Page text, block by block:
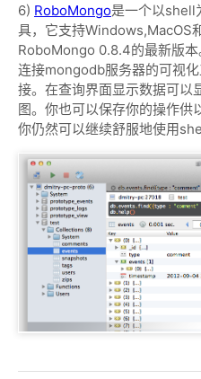
6) RoboMongo是一个以shell
具，它支持Windows,MacOS
RoboMongo 0.8.4的最新版
连接mongodb服务器的可视
接。在查询界面显示数据可以
图。你也可以保存你的操作
你仍然可以继续舒服地使用